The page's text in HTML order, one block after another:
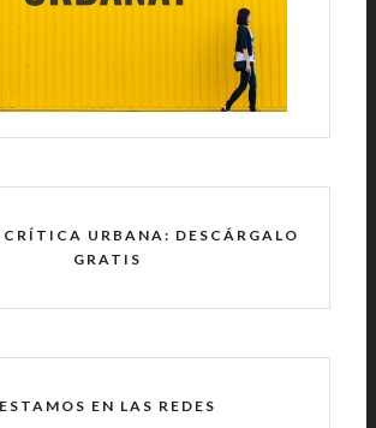
CRÍTICA URBANA: DESCÁRGALO
GRATIS
ESTAMOS EN LAS REDES